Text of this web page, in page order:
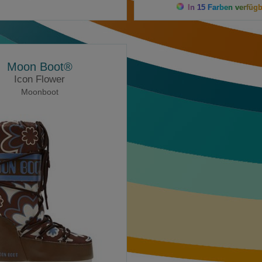
In 15 Farben
Moon Boot®
Icon Flower
Moonboot